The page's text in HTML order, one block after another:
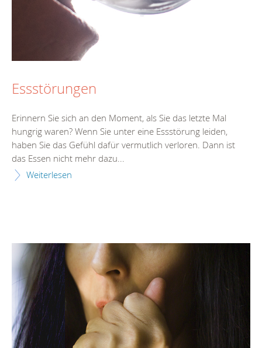
Essstörungen
Erinnern Sie sich an den Moment, als Sie das letzte Mal
hungrig waren? Wenn Sie unter eine Essstörung leiden,
haben Sie das Gefühl dafür vermutlich verloren. Dann ist
das Essen nicht mehr dazu...
Weiterlesen